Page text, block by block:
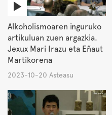
Alkoholismoaren inguruko
artikuluan zuen argazkia.
Jexux Mari Irazu eta Eñaut
Martikorena
2023-10-20 Asteasu